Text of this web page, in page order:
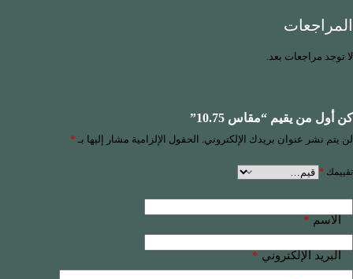
المراجعات
لا توجد مراجعات بعد.
كن أول من يقيم “مقاس 10.75”
لن يتم نشر عنوان بريدك الإلكتروني. الحقول الإلزامية مشار إليها بـ *
تقييمك *
الاسم*
البريد الإلكتروني*